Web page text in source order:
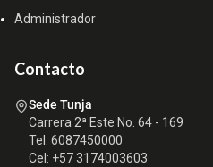
Administrador
Contacto
Sede Tunja
Carrera 2ª Este No. 64 - 169
Tel: 6087450000
Cel: +57 3174003603